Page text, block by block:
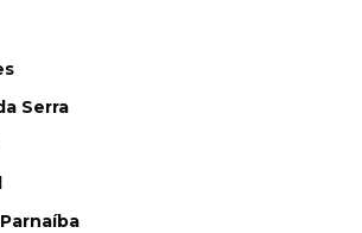
Serra